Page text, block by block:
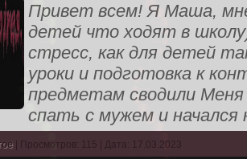
Привет всем! Я Маша,
детей что ходят в
стресс, как для детей
уроки и подготовка к
предметам сводили
спать с мужем и начался
| Просмотров: 115 | Дата: 17.03.2023